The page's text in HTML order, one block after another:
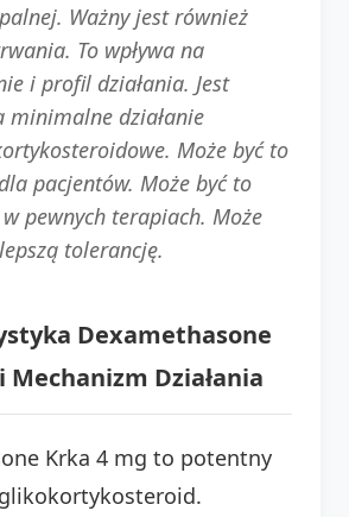
Ważny jest również
To wpływa na
i profil działania. Jest
minimalne działanie
Może być to
pacjentów. Może być to
pewnych terapiach. Może
tolerancję.
Dexamethasone
Mechanizm Działania
Krka 4 mg to potentny